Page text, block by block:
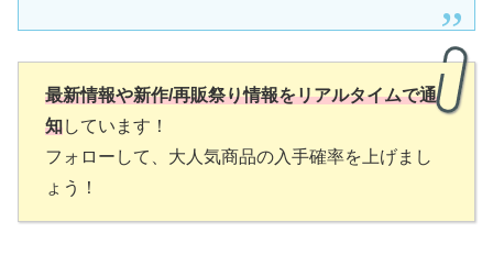
最新情報や新作/再販祭り情報をリアルタイムで通
知しています！
フォローして、大人気商品の入手確率を上げまし
ょう！